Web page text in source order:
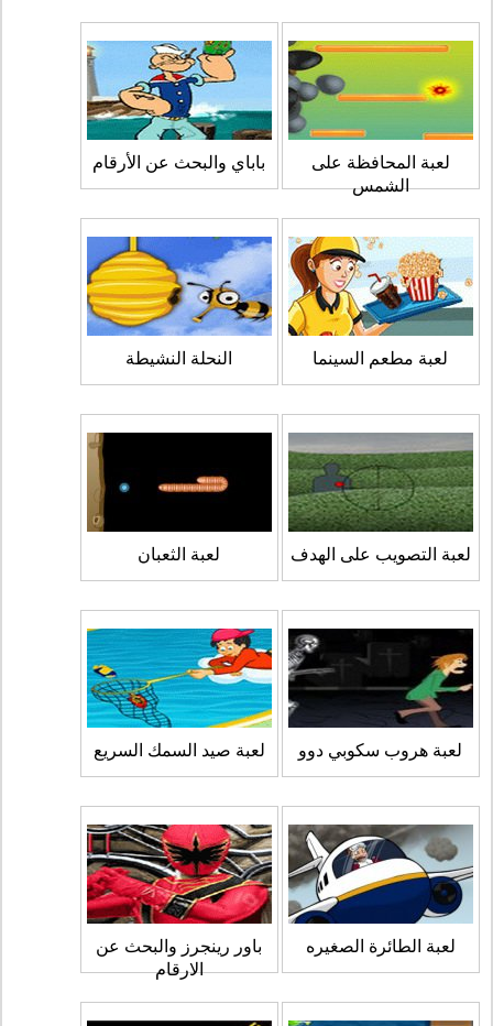
لعبة المحافظة على
الشمس
باباي والبحث عن الأرقام
لعبة مطعم السينما النحلة النشيطة
لعبة التصويب على الهدف لعبة الثعبان
لعبة هروب سكوبي دوو لعبة صيد السمك السريع
لعبة الطائرة الصغيره
باور رينجرز والبحث عن
الارقام